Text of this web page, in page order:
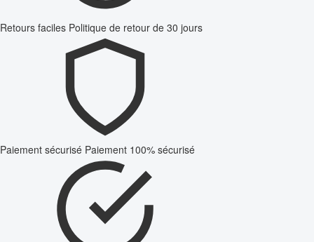
Retours faciles Politique de retour de 30 jours
Paiement sécurisé Paiement 100% sécurisé